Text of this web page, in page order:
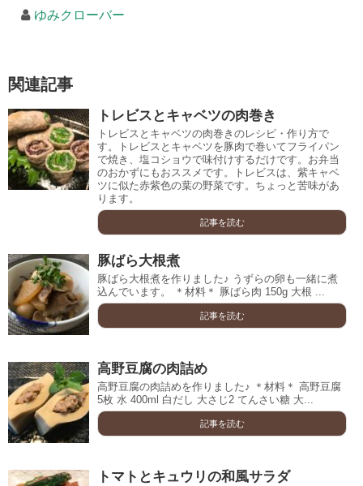
ゆみクローバー
関連記事
トレビスとキャベツの肉巻き
トレビスとキャベツの肉巻きのレシピ・作り方で
す。トレビスとキャベツを豚肉で巻いてフライパン
で焼き、塩コショウで味付けするだけです。お弁当
のおかずにもおススメです。トレビスは、紫キャベ
ツに似た赤紫色の葉の野菜です。ちょっと苦味があ
ります。
記事を読む
豚ばら大根煮
豚ばら大根煮を作りました♪ うずらの卵も一緒に煮
込んでいます。 ＊材料＊ 豚ばら肉 150g 大根 ...
記事を読む
高野豆腐の肉詰め
高野豆腐の肉詰めを作りました♪ ＊材料＊ 高野豆腐
5枚 水 400ml 白だし 大さじ2 てんさい糖 大...
記事を読む
トマトとキュウリの和風サラダ